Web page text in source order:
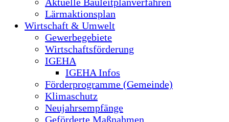
Lärmaktionsplan
Wirtschaft & Umwelt
Gewerbegebiete
Wirtschaftsförderung
IGEHA
IGEHA Infos
Förderprogramme (Gemeinde)
Klimaschutz
Neujahrsempfänge
Geförderte Maßnahmen